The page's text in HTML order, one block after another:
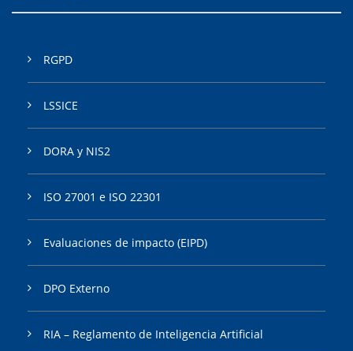
RGPD
LSSICE
DORA y NIS2
ISO 27001 e ISO 22301
Evaluaciones de impacto (EIPD)
DPO Externo
RIA – Reglamento de Inteligencia Artificial